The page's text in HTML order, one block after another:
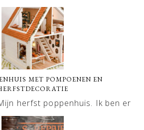
MET POMPOENEN EN
herfst poppenhuis. Ik ben er